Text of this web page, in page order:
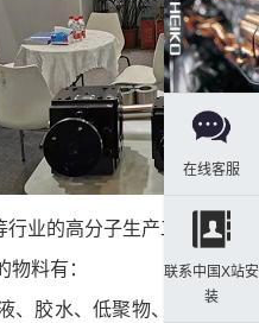
业的高分子生产工艺
料有：
、胶水、低聚物、预聚物等
在线客服
联系中国X站安
装